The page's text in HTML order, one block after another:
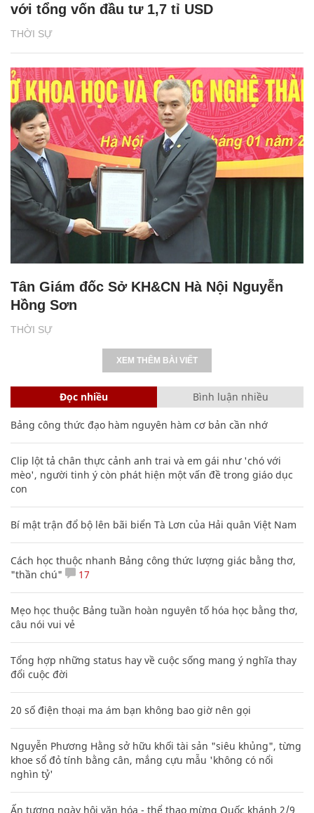
THỜI SỰ
với tổng vốn đầu tư 1,7 tỉ USD
THỜI SỰ
Tân Giám đốc Sở KH&CN Hà Nội Nguyễn
Hồng Sơn
XEM THÊM BÀI VIẾT
Đọc nhiều Bình luận nhiều
Bảng công thức đạo hàm nguyên hàm cơ bản cần nhớ
Clip lột tả chân thực cảnh anh trai và em gái như 'chó với
mèo', người tinh ý còn phát hiện một vấn đề trong giáo dục
con
Bí mật trận đổ bộ lên bãi biển Tà Lơn của Hải quân Việt Nam
Cách học thuộc nhanh Bảng công thức lượng giác bằng thơ,
"thần chú"
17
Mẹo học thuộc Bảng tuần hoàn nguyên tố hóa học bằng thơ,
câu nói vui vẻ
Tổng hợp những status hay về cuộc sống mang ý nghĩa thay
đổi cuộc đời
20 số điện thoại ma ám bạn không bao giờ nên gọi
Nguyễn Phương Hằng sở hữu khối tài sản "siêu khủng", từng
khoe sổ đỏ tính bằng cân, mắng cựu mẫu 'không có nổi
nghìn tỷ'
Ấn tượng ngày hội văn hóa - thể thao mừng Quốc khánh 2/9